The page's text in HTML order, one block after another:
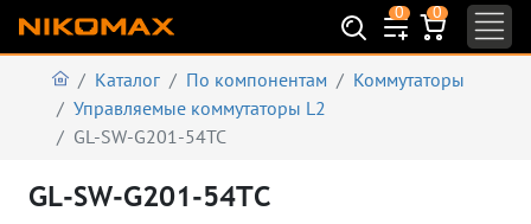
0 0
Каталог По компонентам
Коммутаторы
Управляемые коммутаторы L2
GL-SW-G201-54TC
GL-SW-G201-54TC